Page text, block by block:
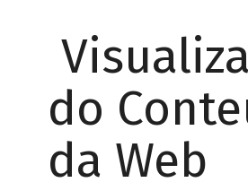
do
da Web